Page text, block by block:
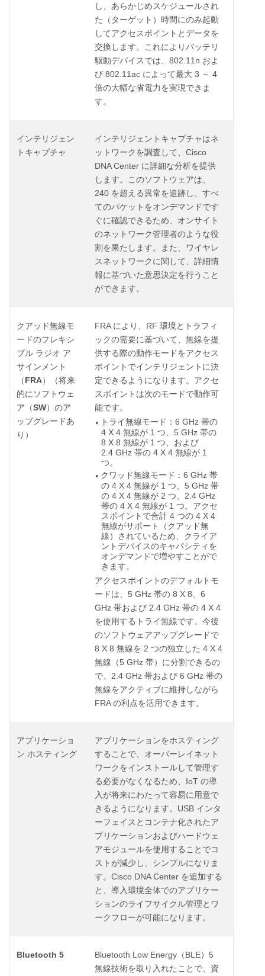
し、あらかじめスケジュールされ
た（ターゲット）時間にのみ起動
してアクセスポイントとデータを
交換します。これによりバッテリ
駆動デバイスでは、 802.11n およ
び 802.11ac によって最大 3 ～ 4
倍の大幅な省電力を実現できま
す。
インテリジェン
トキャプチャ
インテリジェントキャプチャはネ
ットワークを調査して、 Cisco
DNA Center に詳細な分析を提供
します。このソフトウェアは、
240 を超える異常を追跡し、すべ
てのパケットをオンデマンドです
ぐに確認できるため、オンサイト
のネットワーク管理者のような役
割を果たします。また、ワイヤレ
スネットワークに関して、詳細情
報に基づいた意思決定を行うこと
ができます。
クアッド無線モ
ードのフレキシ
ブル ラジオ ア
サインメント
（ FRA）（将来
的にソフトウェ
ア（SW）のア
ップグレードあ
り）
FRA により、 RF 環境とトラフィ
ックの需要に基づいて、無線を提
供する際の動作モードをアクセス
ポイントでインテリジェントに決
定できるようになります。アクセ
スポイントは次のモードで動作可
能です。
● トライ無線モード： 6 GHz 帯の
4 X 4 無線が 1 つ、 5 GHz 帯の
8 X 8 無線が 1 つ、および
2.4 GHz 帯の 4 X 4 無線が 1
つ。
● クワッド無線モード： 6 GHz 帯
の 4 X 4 無線が 1 つ、 5 GHz 帯
の 4 X 4 無線が 2 つ、 2.4 GHz
帯の 4 X 4 無線が 1 つ。アクセ
スポイントで合計 4 つの 4 X 4
無線がサポート（クアッド無
線）されているため、クライア
ントデバイスのキャパシティを
オンデマンドで増やすことがで
きます。
アクセスポイントのデフォルトモ
ードは、 5 GHz 帯の 8 X 8
6
GHz 帯および 2.4 GHz 帯の 4 X 4
を使用するトライ無線です。今後
のソフトウェアアップグレードで
8 X 8 無線を 2 つの独立した 4 X 4
無線（5 GHz 帯）に分割できるの
で、 2.4 GHz 帯および 6 GHz 帯の
無線をアクティブに維持しながら
FRA の利点を活用できます。
アプリケーショ
ン ホスティング
アプリケーションをホスティング
することで、オーバーレイネット
ワークをインストールして管理す
る必要がなくなるため、 IoT の導
入が将来にわたって容易に用意で
きるようになります。 USB インタ
ーフェイスとコンテナ化されたア
プリケーションおよびハードウェ
アモジュールを使用することでコ
ストが減少し、シンプルになりま
す。 Cisco DNA Center を追加する
と、導入環境全体でのアプリケー
ションのライフサイクル管理とワ
ークフローが可能になります。
Bluetooth 5 Bluetooth Low Energy （ BLE） 5
無線技術を取り入れたことで、資